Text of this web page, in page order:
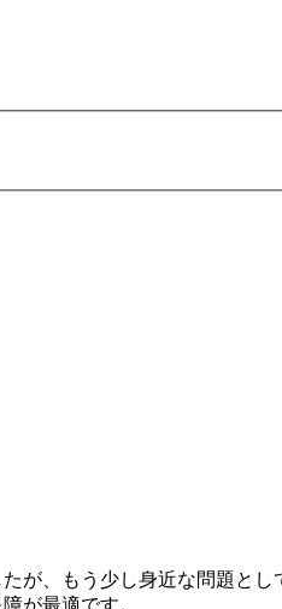
が、もう少し身近な問題と